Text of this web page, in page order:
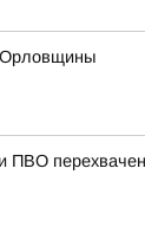
Орловщины